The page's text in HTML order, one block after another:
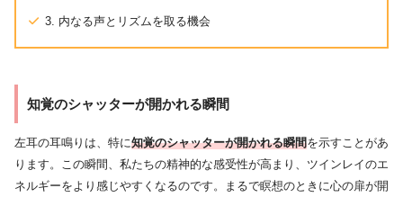
3. 内なる声とリズムを取る機会
知覚のシャッターが開かれる瞬間
左耳の耳鳴りは、特に知覚のシャッターが開かれる瞬間 を示すことがあ
ります。この瞬間、私たちの精神的な感受性が高まり、ツインレイのエ
ネルギーをより感じやすくなるのです。まるで瞑想のときに心の扉が開